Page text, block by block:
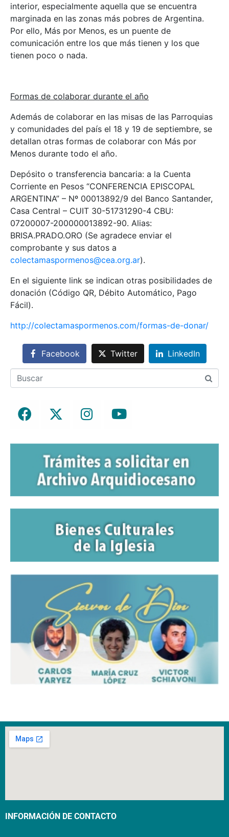
interior, especialmente aquella que se encuentra
marginada en las zonas más pobres de Argentina.
Por ello, Más por Menos, es un puente de
comunicación entre los que más tienen y los que
tienen poco o nada.
Formas de colaborar durante el año
Además de colaborar en las misas de las Parroquias
y comunidades del país el 18 y 19 de septiembre, se
detallan otras formas de colaborar con Más por
Menos durante todo el año.
Depósito o transferencia bancaria: a la Cuenta
Corriente en Pesos “CONFERENCIA EPISCOPAL
ARGENTINA” – Nº 00013892/9 del Banco Santander,
Casa Central – CUIT 30-51731290-4 CBU:
07200007-200000013892-90. Alias:
BRISA.PRADO.ORO (Se agradece enviar el
comprobante y sus datos a
colectamaspormenos@cea.org.ar).
En el siguiente link se indican otras posibilidades de
donación (Código QR, Débito Automático, Pago
Fácil).
http://colectamaspormenos.com/formas-de-donar/
Facebook Twitter LinkedIn
INFORMACIÓN DE CONTACTO